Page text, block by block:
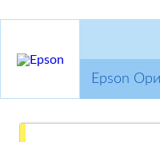
Epson